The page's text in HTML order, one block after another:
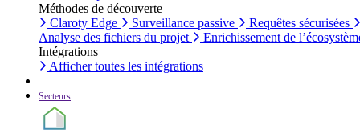
Méthodes de découverte
Claroty Edge
Surveillance passive
Requêtes sécurisées
Analyse des fichiers du projet
Enrichissement de
Intégrations
Afficher toutes les intégrations
Secteurs